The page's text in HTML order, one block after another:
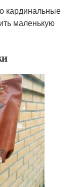
кардинальные
маленькую